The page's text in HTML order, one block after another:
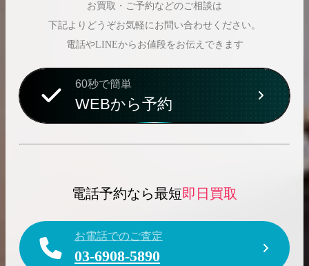
お買取・ご予約などのご相談は
下記よりどうぞお気軽にお問い合わせください。
電話やLINEからお値段をお伝えできます
60秒で簡単
WEBから予約
電話予約なら最短即日買取
お電話でのご査定
03-6908-5890